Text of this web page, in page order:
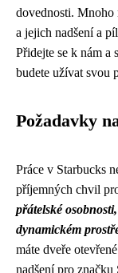
dovednosti. Mnoho
a jejich nadšení a
Přidejte se k nám a
budete užívat svou
Požadavky
Práce v Starbucks
příjemných chvil
přátelské
dynamickém
máte dveře
nadšení pro značku